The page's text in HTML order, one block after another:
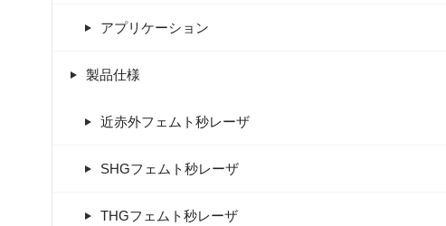
アプリケーション
製品仕様
近赤外フェムト秒レーザ
SHGフェムト秒レーザ
THGフェムト秒レーザ